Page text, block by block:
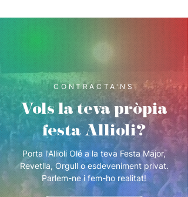
CONTRACTA'NS
Vols la teva pròpia
festa Allioli?
Porta l'Allioli Olé a la teva Festa Major,
Revetlla, Orgull o esdeveniment privat.
Parlem-ne i fem-ho realitat!